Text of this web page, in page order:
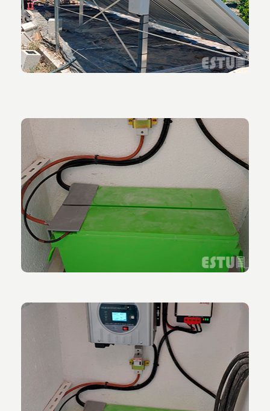
fotovoltaica instalados.
Vista del conjunto de acumuladores de energía
solar de 250 Ah.
Vista de la conexión del condensador con el
inversor instalado en la parcela zona sur de Aigües